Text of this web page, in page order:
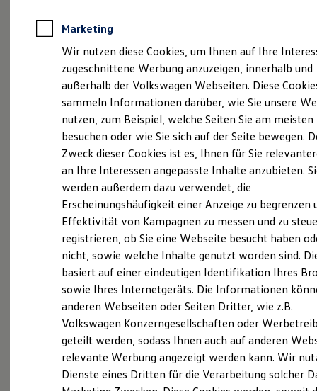
Anpfiff zum Gewinn
Elektroautos
ID. Tutorials
Elektrofahrzeugkonzepte
Reichweite
Reichweite der ID. Modelle
Reichweite im Winter
Laden
Laden unterwegs
Laden Zuhause
Ladezeitensimulator
Batterie
Sicherheit
Garantie und Lebensdauer
Nachhaltigkeit
Technologie
Kosten und Kauf
Verbrauchskosten
Kaufoptionen
E-Auto-Förderung
Software und Konnektivität
Die ID. Software 6
ID. Software Versionen und Updates
Digitale Extras
Schnittstellen zu Ihrem ID.
(Impressum & Rechtliches)
Ganz selbstverständlich.Das
Gebrauchtwagen-
Leistungsversprechen.
Rundum sicher: der 360°Gebrauchtwagen-
Bevor ein VolkswagenZertifizierter
Gebrauchtwagenan unsere Kunden
übergeben wird, prüfen wir den Zustand
Marketing
Wir nutzen diese Cookies, um Ihnen auf Ihre
zugeschnittene Werbung anzuzeigen, innerhalb und
außerhalb der Volkswagen Webseiten. Diese
sammeln Informationen darüber, wie Sie unsere
nutzen, zum Beispiel, welche Seiten Sie am meisten
besuchen oder wie Sie sich auf der Seite bewegen.
Zweck dieser Cookies ist es, Ihnen für Sie
an Ihre Interessen angepasste Inhalte anzubieten.
werden außerdem dazu verwendet, die
Erscheinungshäufigkeit einer Anzeige zu begrenzen
Effektivität von Kampagnen zu messen und zu
registrieren, ob Sie eine Webseite besucht haben
nicht, sowie welche Inhalte genutzt worden sind.
basiert auf einer eindeutigen Identifikation Ihres
sowie Ihres Internetgeräts. Die Informationen
anderen Webseiten oder Seiten Dritter, wie z.B.
Volkswagen Konzerngesellschaften oder
geteilt werden, sodass Ihnen auch auf anderen
relevante Werbung angezeigt werden kann. Wir
Dienste eines Dritten für die Verarbeitung solcher